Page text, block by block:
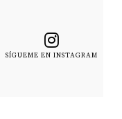
SÍGUEME EN INSTAGRAM